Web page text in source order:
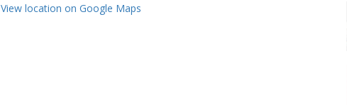
View location on Google Maps